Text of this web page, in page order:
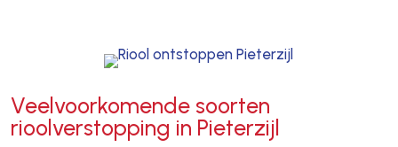
Veelvoorkomende soorten
rioolverstopping in Pieterzijl